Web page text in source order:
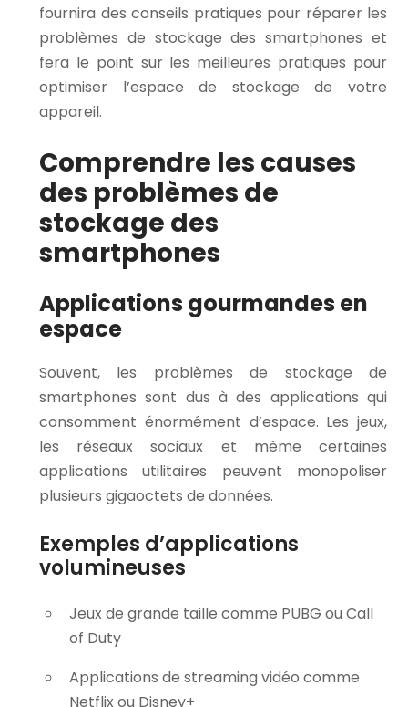
fournira des conseils pratiques pour réparer les
problèmes de stockage des smartphones et
fera le point sur les meilleures pratiques pour
optimiser l’espace de stockage de votre
appareil.
Comprendre les causes
des problèmes de
stockage des
smartphones
Applications gourmandes en
espace
Souvent, les problèmes de stockage de
smartphones sont dus à des applications qui
consomment énormément d’espace. Les jeux,
les réseaux sociaux et même certaines
applications utilitaires peuvent monopoliser
plusieurs gigaoctets de données.
Exemples d’applications
volumineuses
Jeux de grande taille comme PUBG ou Call
of Duty
Applications de streaming vidéo comme
Netflix ou Disney+